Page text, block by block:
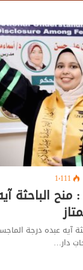
1٬111
الباحثة
عبده درجة
دار…